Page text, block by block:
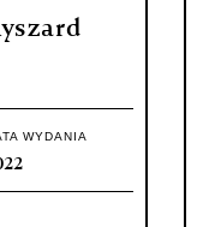
WYDANIA